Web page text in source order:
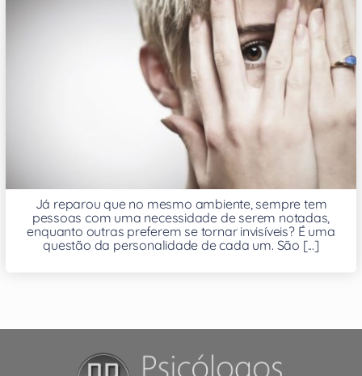
Já reparou que no mesmo ambiente, sempre tem
pessoas com uma necessidade de serem notadas,
enquanto outras preferem se tornar invisíveis? É uma
questão da personalidade de cada um. São [...]